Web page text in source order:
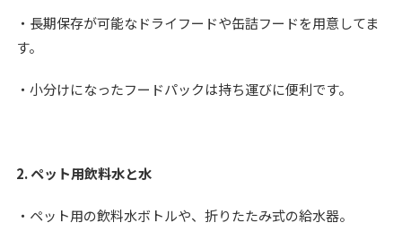
・長期保存が可能なドライフードや缶詰フードを用意してま
す。
・小分けになったフードパックは持ち運びに便利です。
2. ペット用飲料水と水
・ペット用の飲料水ボトルや、折りたたみ式の給水器。